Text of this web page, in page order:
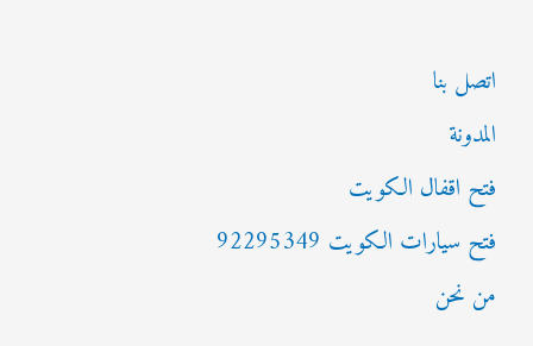
اتصل بنا
المدونة
فتح اقفال الكويت
فتح سيارات الكويت 92295349
من نحن